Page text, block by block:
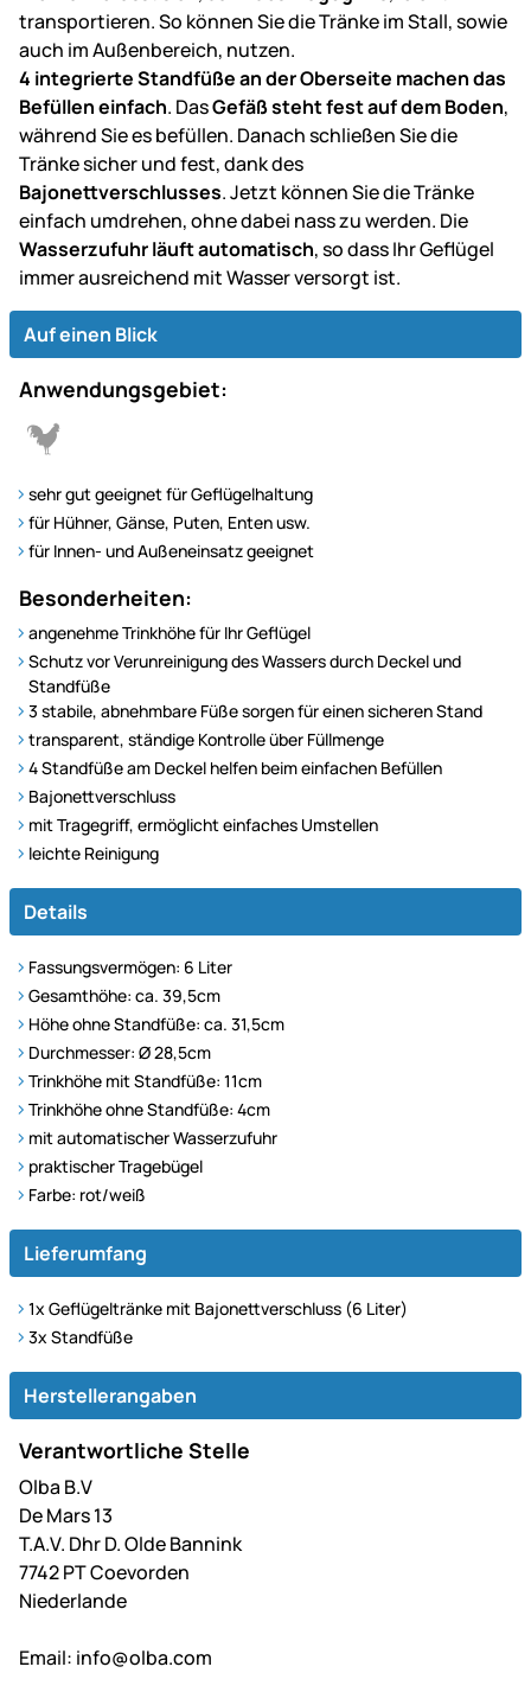
transportieren. So können Sie die Tränke im Stall, sowie
auch im Außenbereich, nutzen.
4 integrierte Standfüße an der Oberseite machen das
Befüllen einfach. DasGefäß steht fest auf dem Boden,
während Sie es befüllen. Danach schließen Sie die
Tränke sicher und fest, dank des
Bajonettverschlusses. Jetzt können Sie die Tränke
einfach umdrehen, ohne dabei nass zu werden. Die
Wasserzufuhr läuft automatisch, so dass Ihr Geflügel
immer ausreichend mit Wasser versorgt ist.
Auf einen Blick
Anwendungsgebiet:
sehr gut geeignet für Geflügelhaltung
für Hühner, Gänse, Puten, Enten usw.
für Innen- und Außeneinsatz geeignet
Besonderheiten:
angenehme Trinkhöhe für Ihr Geflügel
Schutz vor Verunreinigung des Wassers durch Deckel und
Standfüße
3 stabile, abnehmbare Füße sorgen für einen sicheren Stand
transparent, ständige Kontrolle über Füllmenge
4 Standfüße am Deckel helfen beim einfachen Befüllen
Bajonettverschluss
mit Tragegriff, ermöglicht einfaches Umstellen
leichte Reinigung
Details
Fassungsvermögen: 6 Liter
Gesamthöhe: ca. 39,5cm
Höhe ohne Standfüße: ca. 31,5cm
Durchmesser: Ø 28,5cm
Trinkhöhe mit Standfüße: 11cm
Trinkhöhe ohne Standfüße: 4cm
mit automatischer Wasserzufuhr
praktischer Tragebügel
Farbe: rot/weiß
Lieferumfang
1x Geflügeltränke mit Bajonettverschluss (6 Liter)
3x Standfüße
Herstellerangaben
Verantwortliche Stelle
Olba B.V
De Mars 13
T.A.V. Dhr D. Olde Bannink
7742 PT Coevorden
Niederlande
Email: info@olba.com